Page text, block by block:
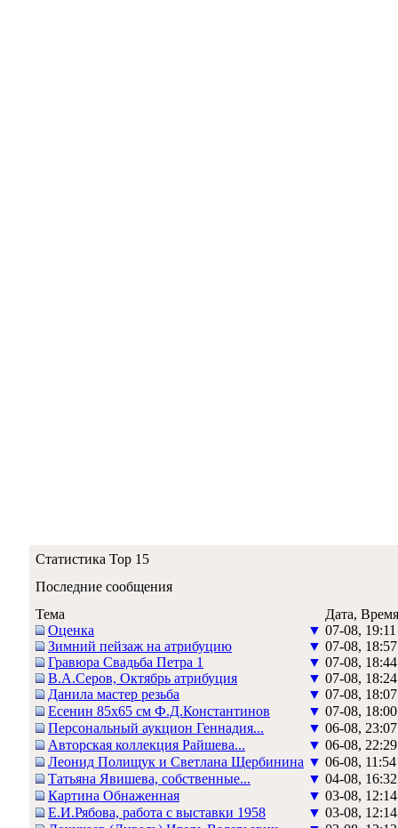
Статистика Top 15
Последние сообщения
Тема
Дата, Время
Оценка
▼ 07-08, 19:11
Зимний пейзаж на атрибуцию
▼ 07-08, 18:57
Гравюра Свадьба Петра 1
▼ 07-08, 18:44
В.А.Серов, Октябрь атрибуция
▼ 07-08, 18:24
Данила мастер резьба
▼ 07-08, 18:07
Есенин 85х65 см Ф.Д.Константинов
▼ 07-08, 18:00
Персональный аукцион Геннадия...
▼ 06-08, 23:07
Авторская коллекция Райшева...
▼ 06-08, 22:29
Леонид Полищук и Светлана Щербинина ▼ 06-08, 11:54
Татьяна Явишева, собственные...
▼ 04-08, 16:32
Картина Обнаженная
▼ 03-08, 12:14
Е.И.Рябова, работа с выставки 1958
▼ 03-08, 12:14